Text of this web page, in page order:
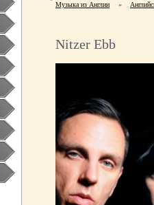
Музыка из Англии »
Nitzer Ebb